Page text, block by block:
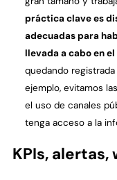
práctica clave es
adecuadas para
llevada a cabo en
quedando
ejemplo, evitamos
el uso de canales
tenga acceso a la
KPIs, alertas,